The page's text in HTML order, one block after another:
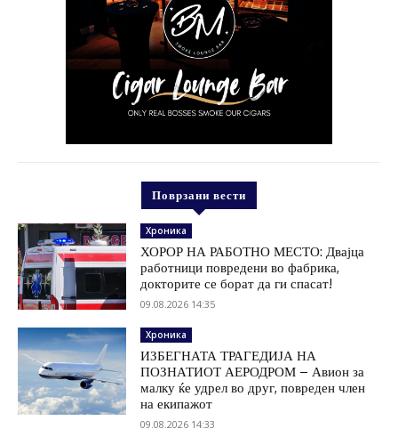
Поврзани вести
Хроника
ХОРОР НА РАБОТНО МЕСТО: Двајца
работници повредени во фабрика,
докторите се борат да ги спасат!
09.08.2026 14:35
Хроника
ИЗБЕГНАТА ТРАГЕДИЈА НА
ПОЗНАТИОТ АЕРОДРОМ – Авион за
малку ќе удрел во друг, повреден член
на екипажот
09.08.2026 14:33